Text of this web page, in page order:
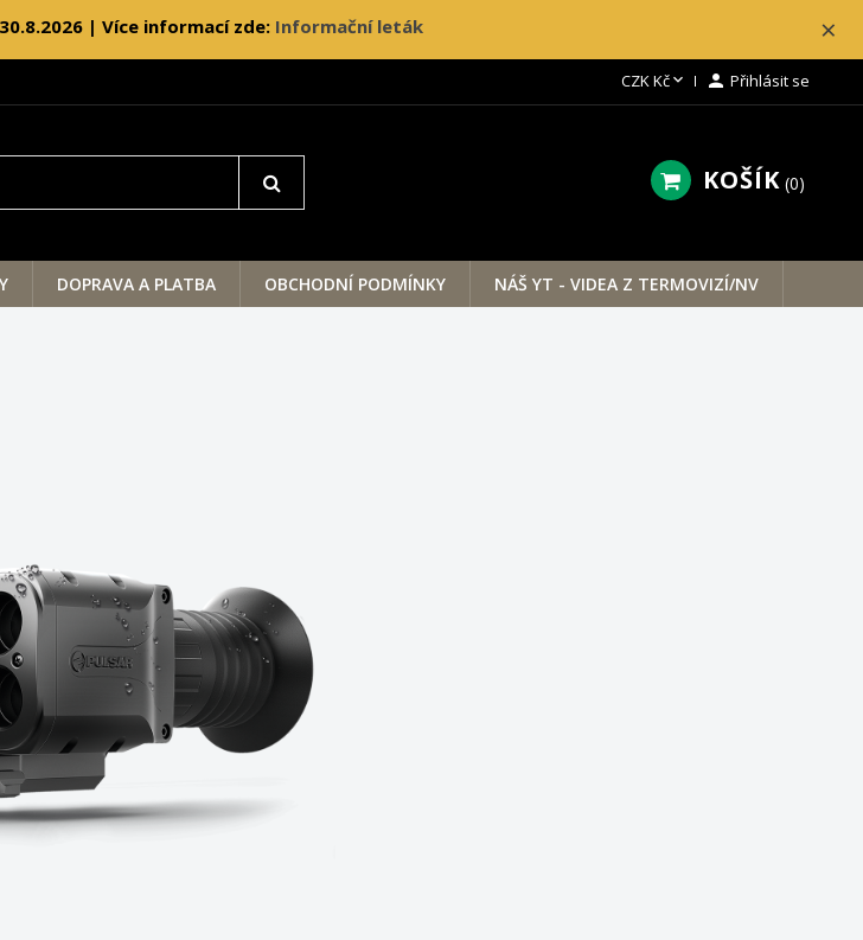
×
| Více informací zde: Informační leták
CZK Kč  Přihlásit se
KOŠÍK 0
DOPRAVA A PLATBA OBCHODNÍ PODMÍNKY NÁŠ YT - VIDEA Z TERMOVIZÍ/NV